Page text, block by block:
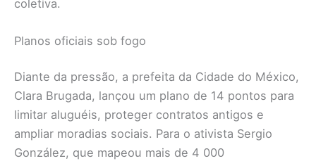
coletiva.
Planos oficiais sob fogo
Diante da pressão, a prefeita da Cidade do México,
Clara Brugada, lançou um plano de 14 pontos para
limitar aluguéis, proteger contratos antigos e
ampliar moradias sociais. Para o ativista Sergio
González, que mapeou mais de 4 000